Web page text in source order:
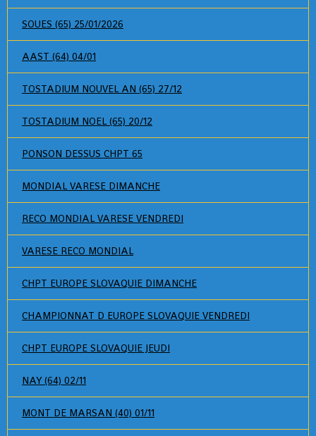
SOUES (65) 25/01/2026
AAST (64) 04/01
TOSTADIUM NOUVEL AN (65) 27/12
TOSTADIUM NOEL (65) 20/12
PONSON DESSUS CHPT 65
MONDIAL VARESE DIMANCHE
RECO MONDIAL VARESE VENDREDI
VARESE RECO MONDIAL
CHPT EUROPE SLOVAQUIE DIMANCHE
CHAMPIONNAT D EUROPE SLOVAQUIE VENDREDI
CHPT EUROPE SLOVAQUIE JEUDI
NAY (64) 02/11
MONT DE MARSAN (40) 01/11